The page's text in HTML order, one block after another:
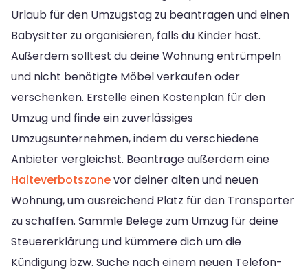
Urlaub für den Umzugstag zu beantragen und einen
Babysitter zu organisieren, falls du Kinder hast.
Außerdem solltest du deine Wohnung entrümpeln
und nicht benötigte Möbel verkaufen oder
verschenken. Erstelle einen Kostenplan für den
Umzug und finde ein zuverlässiges
Umzugsunternehmen, indem du verschiedene
Anbieter vergleichst. Beantrage außerdem eine
Halteverbotszonevor deiner alten und neuen
Wohnung, um ausreichend Platz für den Transporter
zu schaffen. Sammle Belege zum Umzug für deine
Steuererklärung und kümmere dich um die
Kündigung bzw. Suche nach einem neuen Telefon-